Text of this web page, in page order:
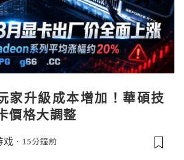
家升級成本增加！華碩技
價格大調整
戏 15分鐘前